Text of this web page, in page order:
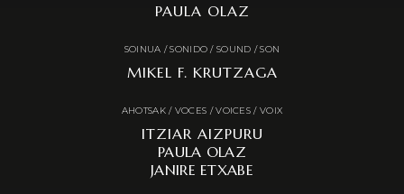
PAULA OLAZ
SOINUA / SONIDO / SOUND / SON
MIKEL F. KRUTZAGA
AHOTSAK / VOCES / VOICES / VOIX
ITZIAR AIZPURU
PAULA OLAZ
JANIRE ETXABE